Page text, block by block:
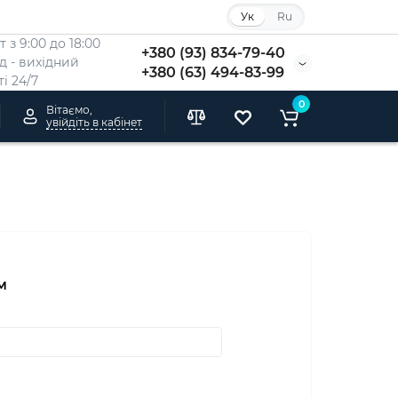
Ук Ru
з 9:00 до 18:00
- вихідний
24/7
+380 (93) 834-79-40
+380 (63) 494-83-99
Вітаємо,
увійдіть в кабінет
0